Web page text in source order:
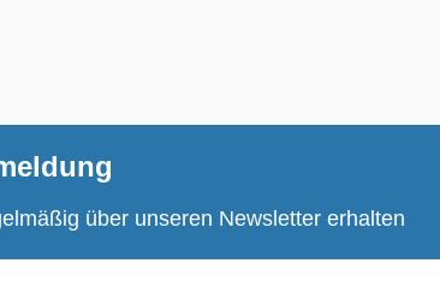
über unseren Newsletter erhalten